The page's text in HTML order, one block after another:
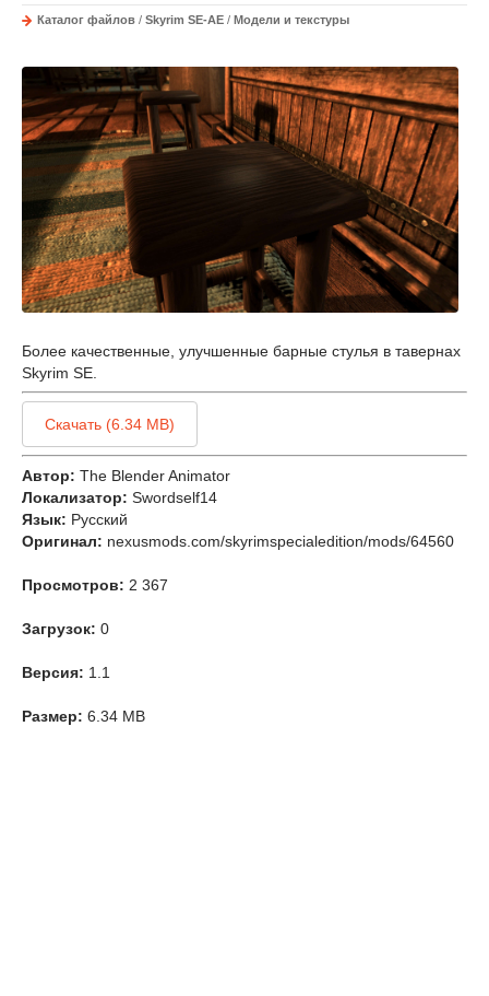
Каталог файлов / Skyrim SE-AE / Модели и текстуры
Более качественные, улучшенные барные стулья в тавернах
Skyrim SE.
Скачать (6.34 MB)
Автор: The Blender Animator
Локализатор: Swordself14
Язык: Русский
Оригинал: nexusmods.com/skyrimspecialedition/mods/64560
Просмотров: 2 367
Загрузок: 0
Версия: 1.1
Размер: 6.34 MB